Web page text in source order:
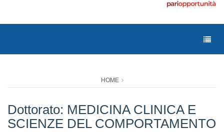
HOME
Dottorato: MEDICINA CLINICA E
SCIENZE DEL COMPORTAMENTO